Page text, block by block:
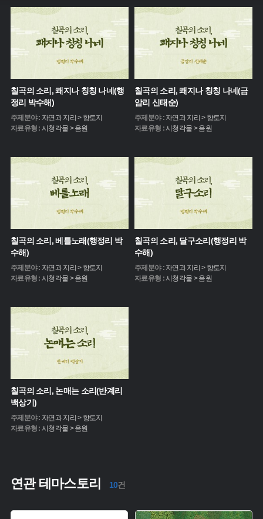
칠곡의 소리, 쾌지나 칭칭 나네(행
정리 박수해)
주제분야 : 자연과 지리 > 향토지
자료유형 : 시청각물 > 음원
칠곡의 소리, 쾌지나 칭칭 나네(금
암리 신태순)
주제분야 :자연과 지리 > 향토지
자료유형 :시청각물 > 음원
칠곡의 소리, 베틀노래(행정리 박
수해)
주제분야 : 자연과 지리 > 향토지
자료유형 : 시청각물 > 음원
칠곡의 소리, 달구소리(행정리 박
수해)
주제분야 :자연과 지리 > 향토지
자료유형 :시청각물 > 음원
칠곡의 소리, 논매는 소리(반계리
백상기)
주제분야 : 자연과 지리 > 향토지
자료유형 : 시청각물 > 음원
연관 테마스토리 10건